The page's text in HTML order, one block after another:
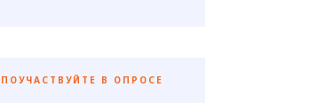
ПОУЧАСТВУЙТЕ В ОПРОСЕ